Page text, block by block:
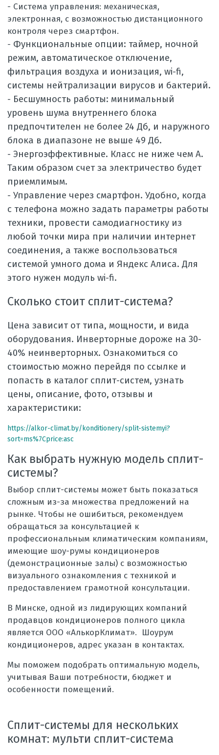
- Система управления: механическая,
электронная, с возможностью дистанционного
контроля через смартфон.
- Функциональные опции: таймер, ночной
режим, автоматическое отключение,
фильтрация воздуха и ионизация, wi-fi,
системы нейтрализации вирусов и бактерий.
- Бесшумность работы: минимальный
уровень шума внутреннего блока
предпочтителен не более 24 Дб, и наружного
блока в диапазоне не выше 49 Дб.
- Энергоэффективные. Класс не ниже чем А.
Таким образом счет за электричество будет
приемлимым.
- Управление через смартфон. Удобно, когда
с телефона можно задать параметры работы
техники, провести самодиагностику из
любой точки мира при наличии интернет
соединения, а также воспользоваться
системой умного дома и Яндекс Алиса. Для
этого нужен модуль wi-fi.
Сколько стоит сплит-система?
Цена зависит от типа, мощности, и вида
оборудования. Инверторные дороже на 30-
40% неинверторных. Ознакомиться со
стоимостью можно перейдя по ссылке и
попасть в каталог сплит-систем, узнать
цены, описание, фото, отзывы и
характеристики:
https://alkor-climat.by/konditionery/split-sistemyi?
sort=ms%7Cprice:asc
Как выбрать нужную модель сплит-
системы?
Выбор сплит-системы может быть показаться
сложным из-за множества предложений на
рынке. Чтобы не ошибиться, рекомендуем
обращаться за консультацией к
профессиональным климатическим компаниям,
имеющие шоу-румы кондиционеров
(демонстрационные залы) с возможностью
визуального ознакомления с техникой и
предоставлением грамотной консультации.
В Минске, одной из лидирующих компаний
продавцов кондиционеров полного цикла
является ООО «АлькорКлимат». Шоурум
кондиционеров, адрес указан в контактах.
Мы поможем подобрать оптимальную модель,
учитывая Ваши потребности, бюджет и
особенности помещений.
Сплит-системы для нескольких
комнат: мульти сплит-система